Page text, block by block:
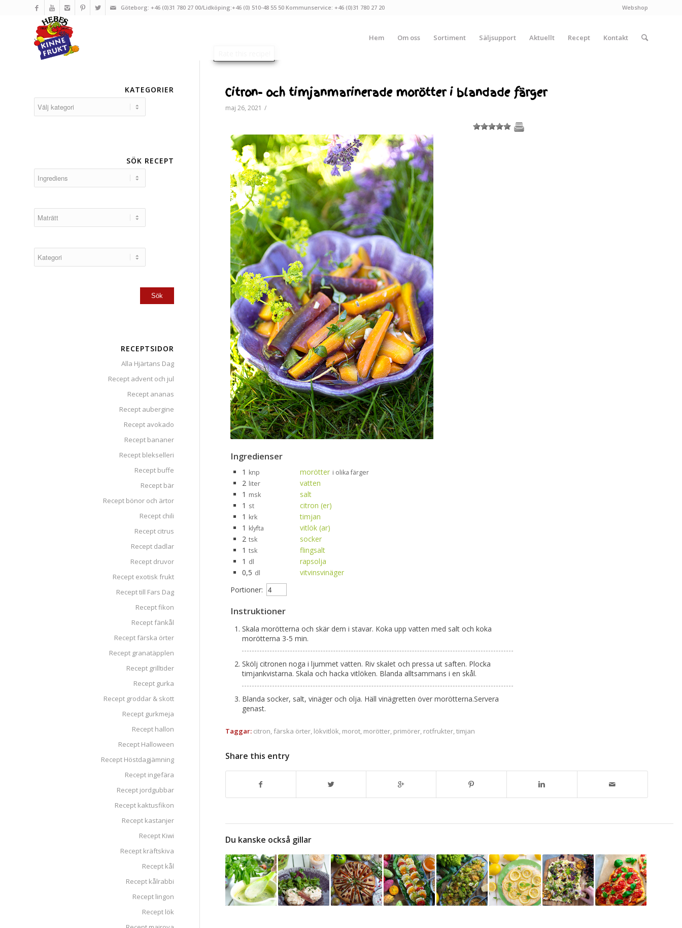
Webshop
Göteborg: +46 (0)31 780 27 00/Lidköping:+46 (0) 510-48 55 50 Kommunservice: +46 (0)31 780 27 20
Hem Om oss Sortiment Säljsupport Aktuellt Recept Kontakt
Citron- och timjanmarinerade morötter i blandade färger
maj 26, 2021 /
1 2 3 4 5
Ingredienser
1 knp morötter i olika färger
2 liter
vatten
1 msk
salt
1 st
citron (er)
1 krk
timjan
1 klyfta
vitlök (ar)
2 tsk
socker
1 tsk
flingsalt
1 dl
rapsolja
0,5 dl
vitvinsvinäger
Portioner:
Instruktioner
Skala morötterna och skär dem i stavar. Koka upp vatten med salt och koka
morötterna 3-5 min.
Skölj citronen noga i ljummet vatten. Riv skalet och pressa ut saften. Plocka
timjankvistarna. Skala och hacka vitlöken. Blanda alltsammans i en skål.
Blanda socker, salt, vinäger och olja. Häll vinägretten över morötterna.Servera
genast.
Taggar: citron,färska örter, lökvitlök, morot, morötter, primörer, rotfrukter,timjan
Share this entry
Du kanske också gillar
KATEGORIER
SÖK RECEPT
RECEPTSIDOR
Alla Hjärtans Dag
Recept advent och jul
Recept ananas
Recept aubergine
Recept avokado
Recept bananer
Recept blekselleri
Recept buffe
Recept bär
Recept bönor och ärtor
Recept chili
Recept citrus
Recept dadlar
Recept druvor
Recept exotisk frukt
Recept till Fars Dag
Recept fikon
Recept fänkål
Recept färska örter
Recept granatäpplen
Recept grilltider
Recept gurka
Recept groddar & skott
Recept gurkmeja
Recept hallon
Recept Halloween
Recept Höstdagjämning
Recept ingefära
Recept jordgubbar
Recept kaktusfikon
Recept kastanjer
Recept Kiwi
Recept kräftskiva
Recept kål
Recept kålrabbi
Recept lingon
Recept lök